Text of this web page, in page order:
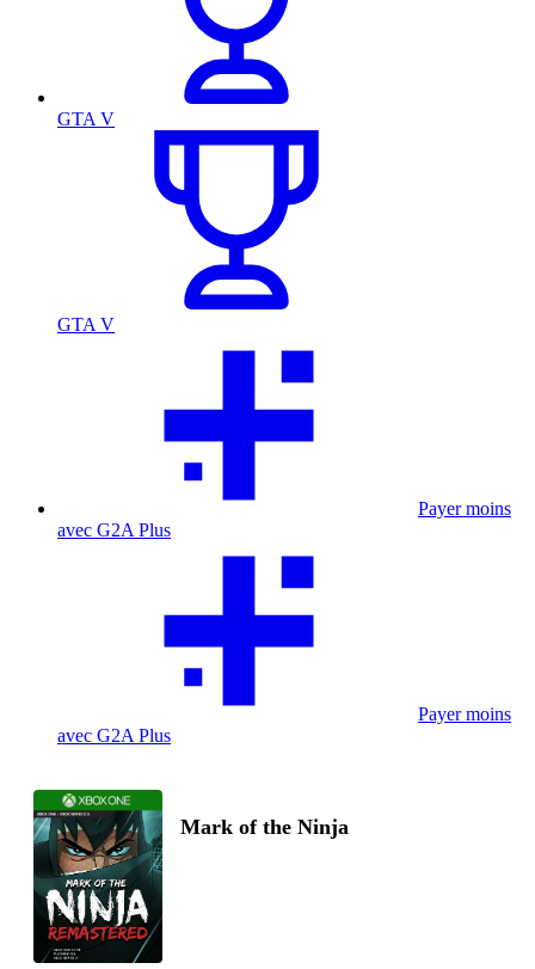
GTA V
GTA V
Payer moins
avec G2A Plus
Payer moins
avec G2A Plus
Mark of the Ninja